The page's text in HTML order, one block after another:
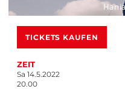
TICKETS KAUFEN
ZEIT
Sa 14.5.2022
20.00